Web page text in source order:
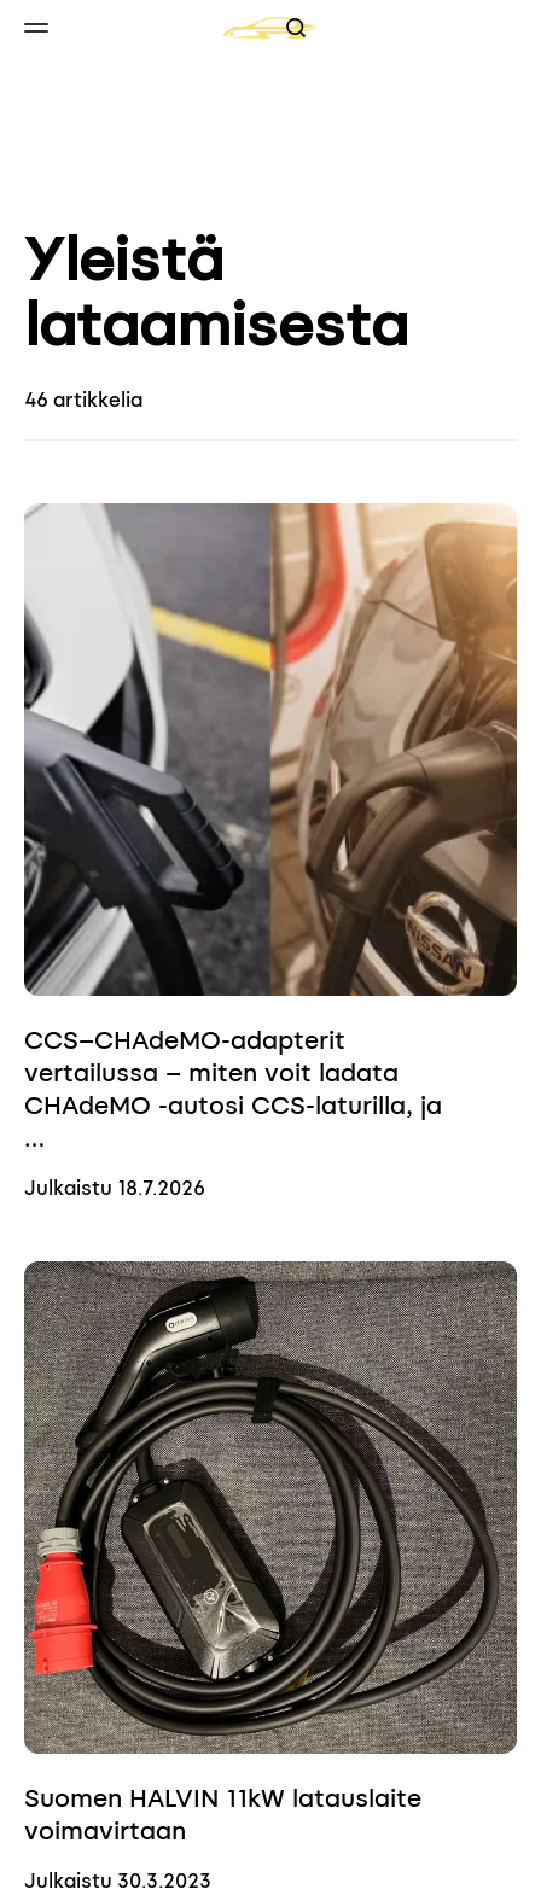
Skip to content
Search
Yleistä
lataamisesta
46 artikkelia
CCS–CHAdeMO-adapterit
vertailussa – miten voit ladata
CHAdeMO -autosi CCS-laturilla, ja
…
Julkaistu 18.7.2026
Suomen HALVIN 11kW latauslaite
voimavirtaan
Julkaistu 30.3.2023